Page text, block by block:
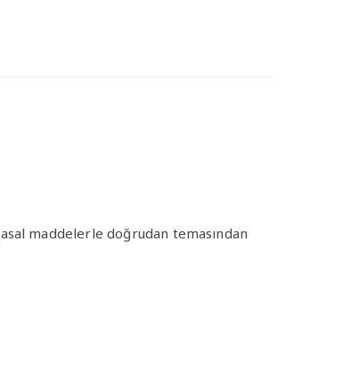
maddelerle doğrudan temasından